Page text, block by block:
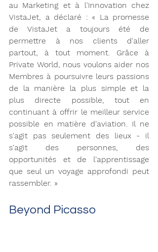
au Marketing et à l'Innovation chez
VistaJet, a déclaré : « La promesse
de VistaJet a toujours été de
permettre à nos clients d'aller
partout, à tout moment. Grâce à
Private World, nous voulons aider nos
Membres à poursuivre leurs passions
de la manière la plus simple et la
plus directe possible, tout en
continuant à offrir le meilleur service
possible en matière d'aviation. Il ne
s'agit pas seulement des lieux - il
s'agit des personnes, des
opportunités et de l'apprentissage
que seul un voyage approfondi peut
rassembler. »
Beyond Picasso